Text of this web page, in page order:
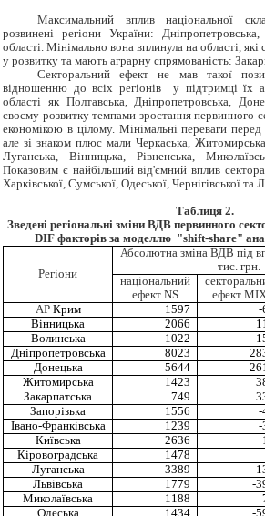
Максимальний вплив національної
розвинені регіони України:
області. Мінімально вона вплинула на області,
у розвитку та мають аграрну спрямованість:
Секторальний ефект не мав такої
відношенню до всіх регіонів у підтримці їх
області як Полтавська, Дніпропетровська,
своєму розвитку темпами зростання первинного
економікою в цілому. Мінімальні переваги
але зі знаком плюс мали Черкаська,
Луганська, Вінницька, Рівненська,
Показовим є найбільший від'ємний вплив
Харківської, Сумської, Одеської, Чернігівської та
Таблиця 2.
Зведені регіональні зміни ВДВ первинного
DIF факторів за моделлю "shift-share"
Регіони
Абсолютна зміна ВДВ під
тис. грн.
національний
ефект NS
ефект
АР Крим 1597 -
Вінницька
2066
Волинська
1022
Дніпропетровська
8023
Донецька
5644
Житомирська
1423
Закарпатська
749
Запорізька
1556 -
Івано-Франківська
1239 -
Київська
2636
Кіровоградська
1478
Луганська
3389
Львівська
1779 -
Миколаївська
1188
Одеська
1434 -